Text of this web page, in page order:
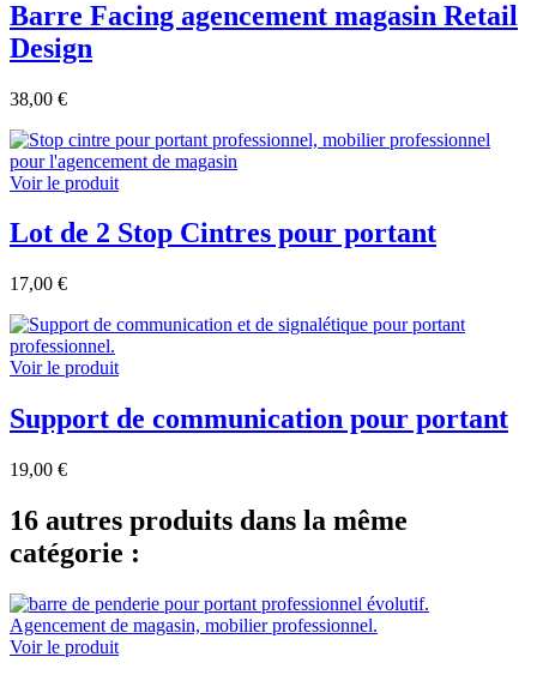
Barre Facing agencement magasin Retail
Design
38,00 €
Voir le produit
Lot de 2 Stop Cintres pour portant
17,00 €
Voir le produit
Support de communication pour portant
19,00 €
16 autres produits dans la même
catégorie :
Voir le produit